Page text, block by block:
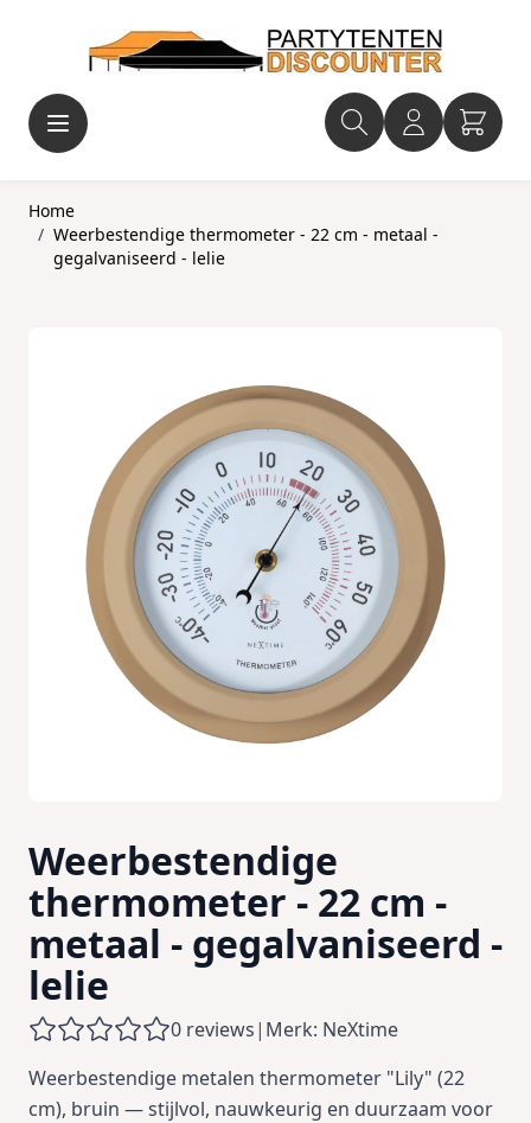
Home
/ Weerbestendige thermometer - 22 cm - metaal -
gegalvaniseerd - lelie
Weerbestendige
thermometer - 22 cm -
metaal - gegalvaniseerd -
lelie
0 reviews| Merk: NeXtime
Weerbestendige metalen thermometer "Lily" (22
cm), bruin — stijlvol, nauwkeurig en duurzaam voor